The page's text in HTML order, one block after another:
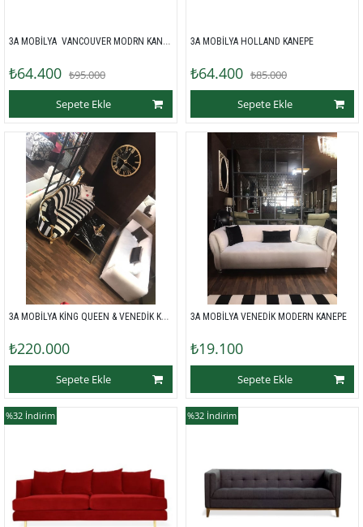
3A MOBİLYA  VANCOUVER MODRN KANEPE
₺64.400 ₺95.000
Sepete Ekle
3A MOBİLYA HOLLAND KANEPE
₺64.400 ₺85.000
Sepete Ekle
3A MOBİLYA KİNG QUEEN & VENEDİK KOLTUK TAKIMI
₺220.000
Sepete Ekle
3A MOBİLYA VENEDİK MODERN KANEPE
₺19.100
Sepete Ekle
%32 İndirim %32 İndirim